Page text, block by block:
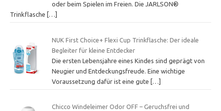
oder beim Spielen im Freien. Die JARLSON®
Trinkflasche
[…]
NUK First Choice+ Flexi Cup Trinkflasche: Der ideale
Begleiter für kleine Entdecker
Die ersten Lebensjahre eines Kindes sind geprägt von
Neugier und Entdeckungsfreude. Eine wichtige
Voraussetzung dafür ist eine gute
[…]
Chicco Windeleimer Odor OFF – Geruchsfrei und